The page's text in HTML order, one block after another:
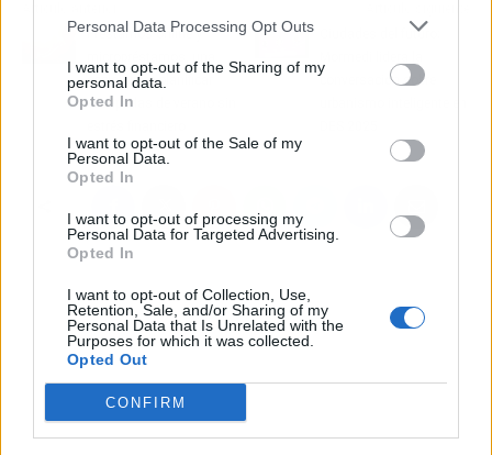
Personal Data Processing Opt Outs
I want to opt-out of the Sharing of my
personal data.
Opted In
I want to opt-out of the Sale of my
Personal Data.
Opted In
I want to opt-out of processing my
Personal Data for Targeted Advertising.
Opted In
I want to opt-out of Collection, Use,
Retention, Sale, and/or Sharing of my
Personal Data that Is Unrelated with the
Purposes for which it was collected.
Opted Out
CONFIRM
Préstamos online y
opción para planificar
escapadas de verano sin
Ciudades del futuro;
conversación sobre